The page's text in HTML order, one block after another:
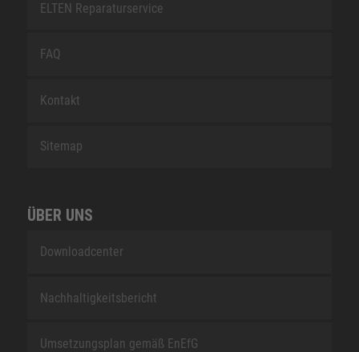
ELTEN Reparaturservice
FAQ
Kontakt
Sitemap
ÜBER UNS
Downloadcenter
Nachhaltigkeitsbericht
Umsetzungsplan gemäß EnEfG